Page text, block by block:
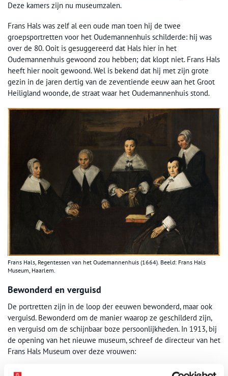
Deze kamers zijn nu museumzalen.
Frans Hals was zelf al een oude man toen hij de twee
groepsportretten voor het Oudemannenhuis schilderde: hij was
over de 80. Ooit is gesuggereerd dat Hals hier in het
Oudemannenhuis gewoond zou hebben; dat klopt niet. Frans Hals
heeft hier nooit gewoond. Wel is bekend dat hij met zijn grote
gezin in de jaren dertig van de zeventiende eeuw aan het Groot
Heiligland woonde, de straat waar het Oudemannenhuis stond.
Frans Hals, Regentessen van het Oudemannenhuis (1664). Beeld: Frans Hals
Museum, Haarlem.
Bewonderd en verguisd
De portretten zijn in de loop der eeuwen bewonderd, maar ook
verguisd. Bewonderd om de manier waarop ze geschilderd zijn,
en verguisd om de schijnbaar boze persoonlijkheden. In 1913, bij
de opening van het nieuwe museum, schreef de directeur van het
Frans Hals Museum over deze vrouwen:
‘Geen glimlach komt om hun lippen, kribberig, bedilzuchtig en